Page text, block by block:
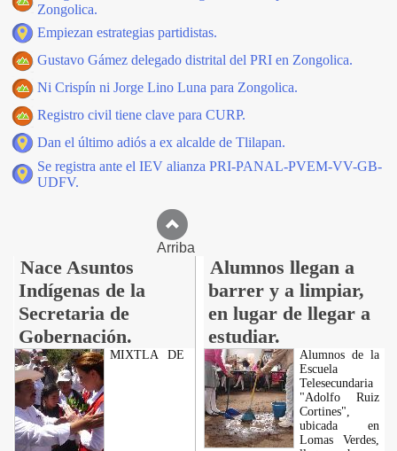
Zongolica.
Empiezan estrategias partidistas.
Gustavo Gámez delegado distrital del PRI en Zongolica.
Ni Crispín ni Jorge Lino Luna para Zongolica.
Registro civil tiene clave para CURP.
Dan el último adiós a ex alcalde de Tlilapan.
Se registra ante el IEV alianza PRI-PANAL-PVEM-VV-GB-
UDFV.
Arriba
Nace Asuntos
Indígenas de la
Secretaria de
Gobernación.
Alumnos llegan a
barrer y a limpiar,
en lugar de llegar a
estudiar.
MIXTLA DE
Alumnos de la
Escuela
Telesecundaria
"Adolfo Ruiz
Cortines",
ubicada en
Lomas Verdes,